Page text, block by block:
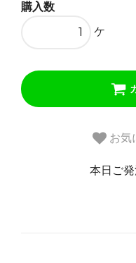
購入数
ケ
お気
本日ご